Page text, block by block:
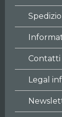
Contatti
Legal